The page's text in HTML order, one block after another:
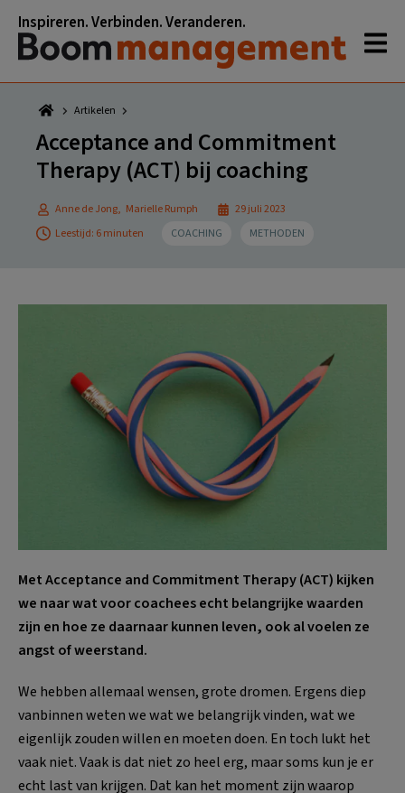
naar
hoofdnavigatie
naar
hoofd
inhoud
naar
eerste
sidebar
naar
voettekst
Inspireren. Verbinden. Veranderen.
Artikelen
Acceptance and Commitment
Therapy (ACT) bij coaching
Anne de Jong, Marielle Rumph
29 juli 2023
Leestijd: 6 minuten
COACHING METHODEN
Met Acceptance and Commitment Therapy (ACT) kijken
we naar wat voor coachees echt belangrijke waarden
zijn en hoe ze daarnaar kunnen leven, ook al voelen ze
angst of weerstand.
We hebben allemaal wensen, grote dromen. Ergens diep
vanbinnen weten we wat we belangrijk vinden, wat we
eigenlijk zouden willen en moeten doen. En toch lukt het
vaak niet. Vaak is dat niet zo heel erg, maar soms kun je er
echt last van krijgen. Dat kan het moment zijn waarop